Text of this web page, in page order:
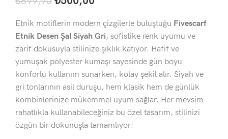
Etnik motiflerin modern çizgilerle buluştuğu Fivescarf
Etnik Desen Şal Siyah Gri, sofistike renk uyumu ve
zarif dokusuyla stilinize şıklık katıyor. Hafif ve
yumuşak polyester kumaşı sayesinde gün boyu
konforlu kullanım sunarken, kolay şekil alır. Siyah ve
gri tonlarının asil duruşu, hem klasik hem de günlük
kombinlerinize mükemmel uyum sağlar. Her mevsim
rahatlıkla kullanabileceğiniz bu özel tasarım, stilinizi
özgün bir dokunuşla tamamlıyor!